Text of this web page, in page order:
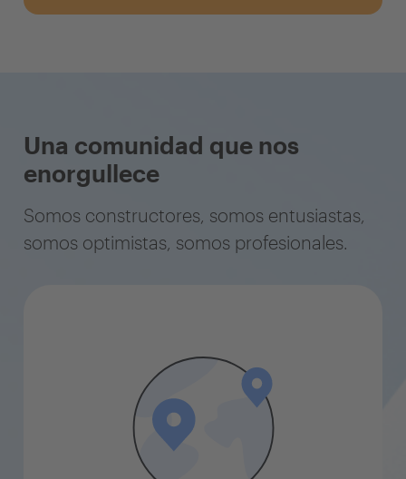
Una comunidad que nos
enorgullece
Somos constructores, somos entusiastas,
somos optimistas, somos profesionales.